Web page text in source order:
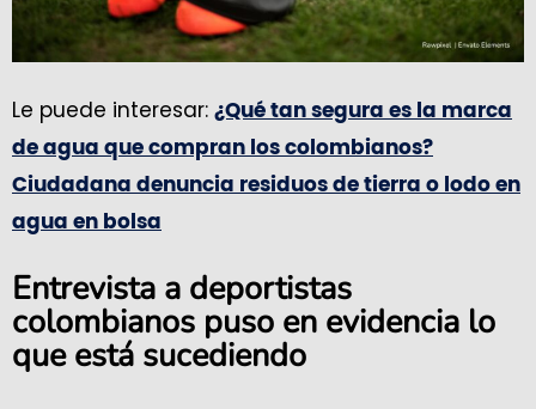
Le puede interesar: ¿Qué tan segura es la marca
de agua que compran los colombianos?
Ciudadana denuncia residuos de tierra o lodo en
agua en bolsa
Entrevista a deportistas
colombianos puso en evidencia lo
que está sucediendo